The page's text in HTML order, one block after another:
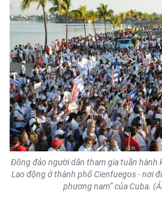
Đông đảo người dân tham gia tuần hành
Lao động ở thành phố Cienfuegos - nơi
phương nam” của Cuba.